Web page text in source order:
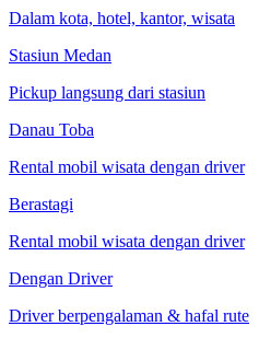
Dalam kota, hotel, kantor, wisata
Stasiun Medan
Pickup langsung dari stasiun
Danau Toba
Rental mobil wisata dengan driver
Berastagi
Rental mobil wisata dengan driver
Dengan Driver
Driver berpengalaman & hafal rute